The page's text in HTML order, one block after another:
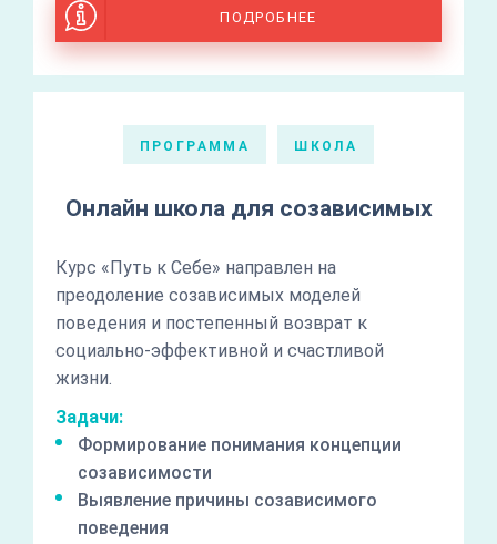
ПОДРОБНЕЕ
ПРОГРАММА ШКОЛА
Онлайн школа для созависимых
Курс «Путь к Себе» направлен на
преодоление созависимых моделей
поведения и постепенный возврат к
социально-эффективной и счастливой
жизни.
Задачи:
Формирование понимания концепции
созависимости
Выявление причины созависимого
поведения